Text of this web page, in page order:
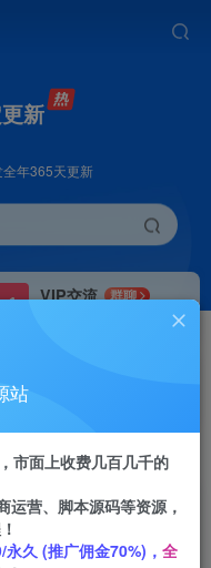
新
年365天更新
VIP交流
群聊
研究探讨更多创业项目路子。
，直引万流量破
站
市面上收费几百几千的
运营、脚本源码等资源，
永久 (推广佣金70%)， 全